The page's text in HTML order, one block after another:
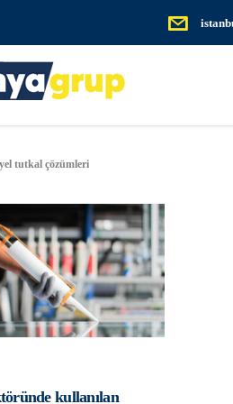
tutkal çözümleri
kullanılan